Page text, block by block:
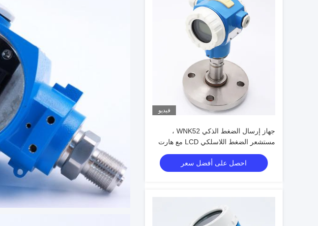
فيديو
جهاز إرسال الضغط الذكي WNK52 ،
مستشعر الضغط اللاسلكي LCD مع هارت
احصل على أفضل سعر